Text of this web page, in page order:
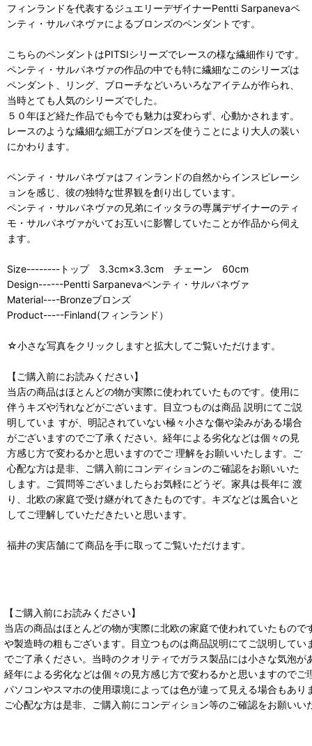
フィンランドを代表するジュエリーデザイナーPentti Sarpanevaペ
ンティ・サルパネヴァによるブロンズのペンダントです。
こちらのペンダントはPITSIシリーズでレースの様な繊細作りです。
ペンティ・サルパネヴァの作品の中でも特に繊細なこのシリーズは
ペンダント、リング、ブローチなどいろいろなアイテムが作られ、
当時とても人気のシリーズでした。
５０年ほど経た作品でも今でも魅力は変わらず、心動かされます。
レースのような繊細な細工がブロンズを使うことにより大人の装い
にかわります。
ペンティ・サルパネヴァはフィンランドの自然からインスピレーシ
ョンを感じ、彼の独特な世界観を創り出しています。
ペンティ・サルパネヴァの兄弟にイッタラの専属デザイナーのティ
モ・サルパネヴァがいてお互いに影響していたことが作品から伺え
ます。
Size--------トップ 3.3cm×3.3cm チェーン 60cm
Design------Pentti Sarpanevaペンティ・サルパネヴァ
Material----Bronzeブロンズ
Product-----Finland(フィンランド）
☆小さな写真をクリックしますと拡大してご覧いただけます。
【ご購入前にお読みください】
当店の商品はほとんどの物が実際に使われていたものです。使用に
伴うキズや汚れなどがございます。目立つものは商品 説明にてご説
明していま すが、明記されていない極々小さな傷や染みがある場合
がございますのでご了承ください。経年による劣化などは個々の見
方感じ方で変わるかと思いますのでご 理解をお願いいたします。ご
心配な方は是非、ご購入前にコンディションのご確認をお願いいた
します。ご質問等ございましたらお気軽にどうぞ。家具は長年に 渡
り、北欧の家庭で受け継がれてきたものです。キズなどは風合いと
してご理解していただきたいと思います。
福井の実店舗にて商品を手に取ってご覧いただけます。
【ご購入前にお読みください】
当店の商品はほとんどの物が実際に北欧の家庭で使われていたもの
や製造時の粗もございます。目立つものは商品説明にてご説明して
でご了承ください。当時のクオリティでガラス製品には小さな気泡が
経年による劣化などは個々の見方感じ方で変わるかと思いますのでご
パソコンやスマホの使用環境によっては色が違って見える場合もあ
ご心配な方は是非、ご購入前にコンディション等のご確認をお願い